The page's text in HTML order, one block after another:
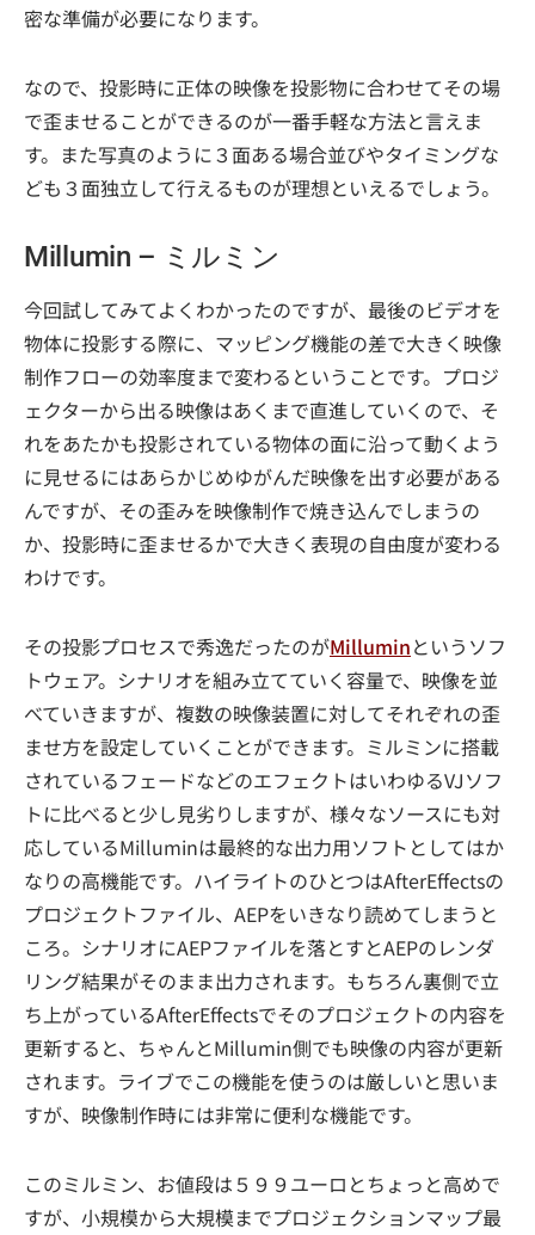
密な準備が必要になります。
なので、投影時に正体の映像を投影物に合わせてその場
で歪ませることができるのが一番手軽な方法と言えま
す。また写真のように３面ある場合並びやタイミングな
ども３面独立して行えるものが理想といえるでしょう。
Millumin – ミルミン
今回試してみてよくわかったのですが、最後のビデオを
物体に投影する際に、マッピング機能の差で大きく映像
制作フローの効率度まで変わるということです。プロジ
ェクターから出る映像はあくまで直進していくので、そ
れをあたかも投影されている物体の面に沿って動くよう
に見せるにはあらかじめゆがんだ映像を出す必要がある
んですが、その歪みを映像制作で焼き込んでしまうの
か、投影時に歪ませるかで大きく表現の自由度が変わる
わけです。
その投影プロセスで秀逸だったのがMilluminというソフ
トウェア。シナリオを組み立てていく容量で、映像を並
べていきますが、複数の映像装置に対してそれぞれの歪
ませ方を設定していくことができます。ミルミンに搭載
されているフェードなどのエフェクトはいわゆるVJソフ
トに比べると少し見劣りしますが、様々なソースにも対
応しているMilluminは最終的な出力用ソフトとしてはか
なりの高機能です。ハイライトのひとつはAfterEffectsの
プロジェクトファイル、AEPをいきなり読めてしまうと
ころ。シナリオにAEPファイルを落とすとAEPのレンダ
リング結果がそのまま出力されます。もちろん裏側で立
ち上がっているAfterEffectsでそのプロジェクトの内容を
更新すると、ちゃんとMillumin側でも映像の内容が更新
されます。ライブでこの機能を使うのは厳しいと思いま
すが、映像制作時には非常に便利な機能です。
このミルミン、お値段は５９９ユーロとちょっと高めで
すが、小規模から大規模までプロジェクションマップ最